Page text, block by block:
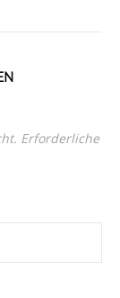
Erforderliche